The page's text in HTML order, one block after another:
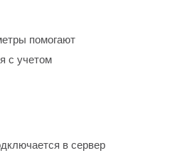
помогают
с учетом
в сервер